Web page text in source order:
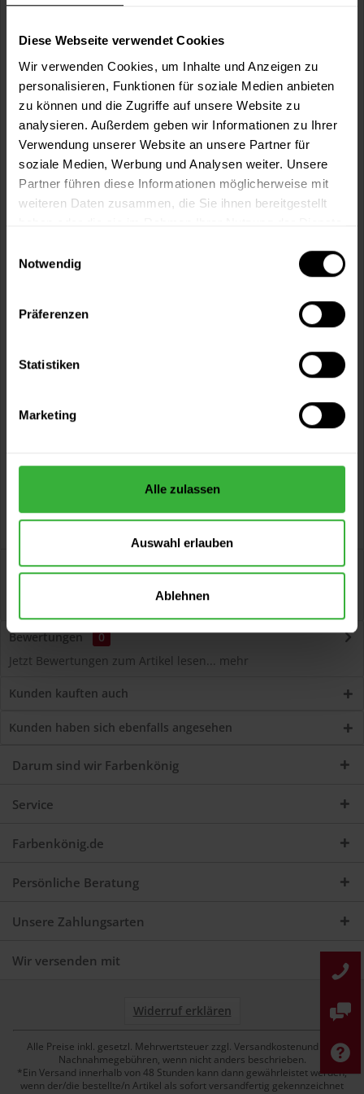
Diese Webseite verwendet Cookies
Wir verwenden Cookies, um Inhalte und Anzeigen zu
personalisieren, Funktionen für soziale Medien anbieten
zu können und die Zugriffe auf unsere Website zu
analysieren. Außerdem geben wir Informationen zu Ihrer
Verwendung unserer Website an unsere Partner für
soziale Medien, Werbung und Analysen weiter. Unsere
Partner führen diese Informationen möglicherweise mit
weiteren Daten zusammen, die Sie ihnen bereitgestellt
Notwendig
Präferenzen
Statistiken
Marketing
Alle zulassen
Auswahl erlauben
Ablehnen
Wie viele m² wollen Sie bearbeiten?
m²
In denWarenkorb
Fragen zum Artikel?
Sie möchten eine größere Menge kaufen
Versand innerhalb von 48h*
Beschreibung
Volvox Espressivo Lehmfarbe (Sandgelb) Lösemittelfreier,
dauerelastischer Wand- und...mehr
Bewertungen
0
Jetzt Bewertungen zum Artikel lesen... mehr
Kunden kauften auch
Kunden haben sich ebenfalls angesehen
Darum sind wir Farbenkönig
Service
Farbenkönig.de
Persönliche Beratung
Unsere Zahlungsarten
Wir versenden mit
Widerruf erklären
Alle Preise inkl. gesetzl. Mehrwertsteuer zzgl. Versandkostenund ggf.
Nachnahmegebühren, wenn nicht anders beschrieben.
*Ein Versand innerhalb von 48 Stunden kann dann gewährleistet werden,
wenn der/die bestellte/n Artikel als sofort versandfertig gekennzeichnet